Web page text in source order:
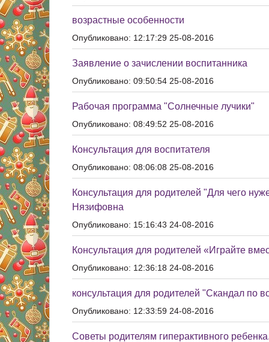
возрастные особенности
Опубликовано: 12:17:29 25-08-2016
Заявление о зачислении воспитанника
Опубликовано: 09:50:54 25-08-2016
Рабочая программа "Солнечные лучики"
Опубликовано: 08:49:52 25-08-2016
Консультация для воспитателя
Опубликовано: 08:06:08 25-08-2016
Консультация для родителей "Для чего
Нязифовна
Опубликовано: 15:16:43 24-08-2016
Консультация для родителей «Играйте
Опубликовано: 12:36:18 24-08-2016
консультация для родителей "Скандал по
Опубликовано: 12:33:59 24-08-2016
Советы родителям гиперактивного